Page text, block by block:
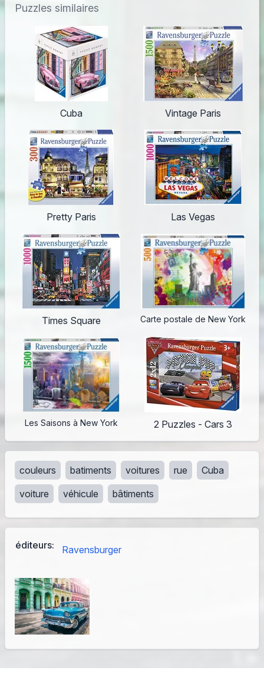
éditeurs: Ravensburger
Puzzles similaires
Cuba Vintage Paris
Pretty Paris Las Vegas
Times Square Carte postale de New York
Les Saisons à New York 2 Puzzles - Cars 3
couleurs batiments voitures rue
Cuba
voiture
véhicule bâtiments